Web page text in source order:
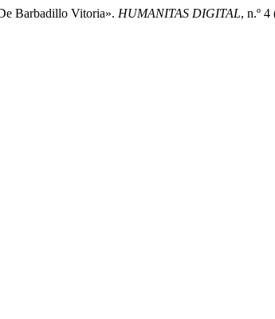
Barbadillo Vitoria». HUMANITAS DIGITAL, n.º